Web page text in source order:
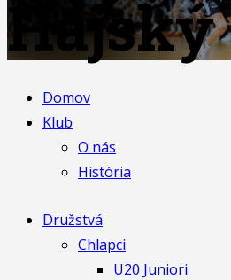
Hajský
Domov
Klub
O nás
História
Družstvá
Chlapci
U20 Juniori